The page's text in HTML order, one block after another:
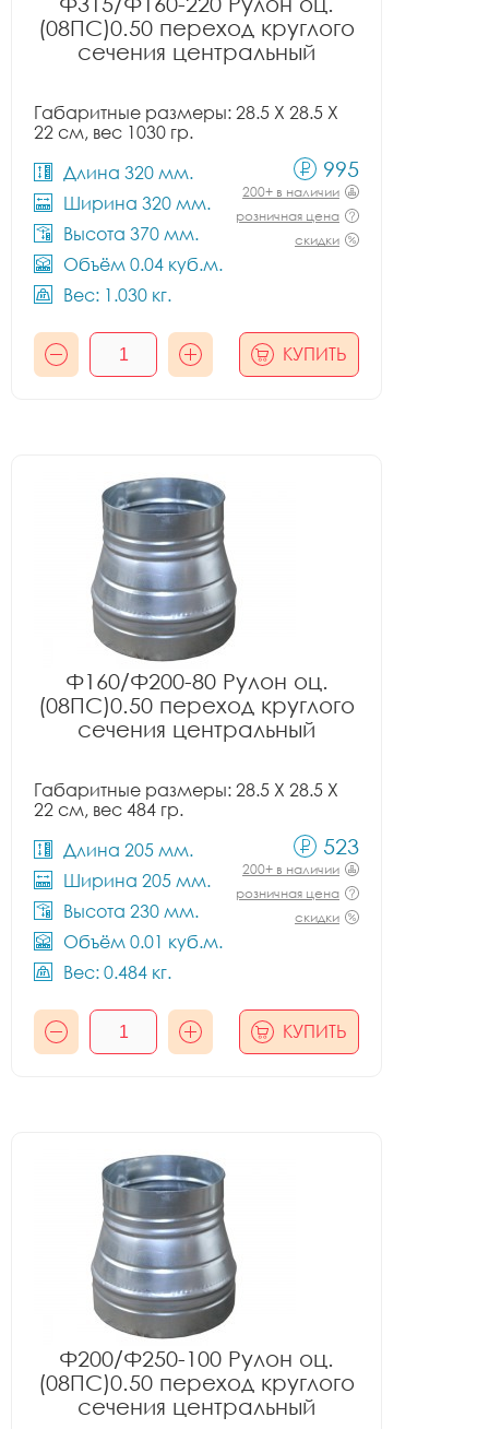
(08ПС)0.50 переход круглого
сечения центральный
Габаритные размеры: 28.5 X 28.5 X
22 см, вес 1030 гр.
Длина 320 мм.
Ширина 320 мм.
Высота 370 мм.
Объём 0.04 куб.м.
Вес: 1.030 кг.
995
200+ в наличии
розничная цена
скидки
КУПИТЬ
Ф160/Ф200-80 Рулон оц.
(08ПС)0.50 переход круглого
сечения центральный
Габаритные размеры: 28.5 X 28.5 X
22 см, вес 484 гр.
Длина 205 мм.
Ширина 205 мм.
Высота 230 мм.
Объём 0.01 куб.м.
Вес: 0.484 кг.
523
200+ в наличии
розничная цена
скидки
КУПИТЬ
Ф200/Ф250-100 Рулон оц.
(08ПС)0.50 переход круглого
сечения центральный